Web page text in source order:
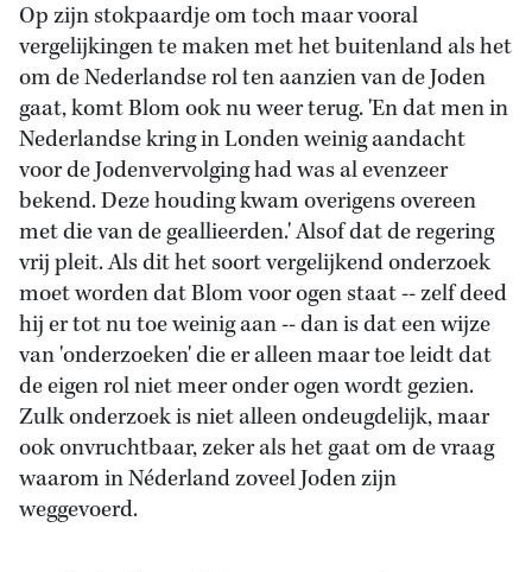
Op zijn stokpaardje om toch maar vooral
vergelijkingen te maken met het buitenland als het
om de Nederlandse rol ten aanzien van de Joden
gaat, komt Blom ook nu weer terug. 'En dat men in
Nederlandse kring in Londen weinig aandacht
voor de Jodenvervolging had was al evenzeer
bekend. Deze houding kwam overigens overeen
met die van de geallieerden.' Alsof dat de regering
vrij pleit. Als dit het soort vergelijkend onderzoek
moet worden dat Blom voor ogen staat -- zelf deed
hij er tot nu toe weinig aan -- dan is dat een wijze
van 'onderzoeken' die er alleen maar toe leidt dat
de eigen rol niet meer onder ogen wordt gezien.
Zulk onderzoek is niet alleen ondeugdelijk, maar
ook onvruchtbaar, zeker als het gaat om de vraag
waarom in Néderland zoveel Joden zijn
weggevoerd.